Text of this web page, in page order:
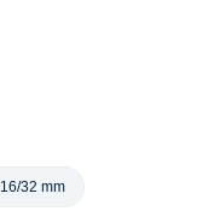
16/32 mm